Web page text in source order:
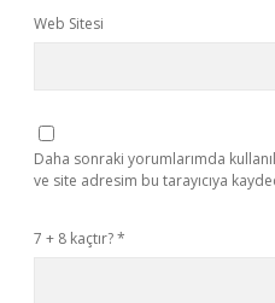
Web Sitesi
Daha sonraki yorumlarımda
ve site adresim bu tarayıcıya
7 + 8 kaçtır?*